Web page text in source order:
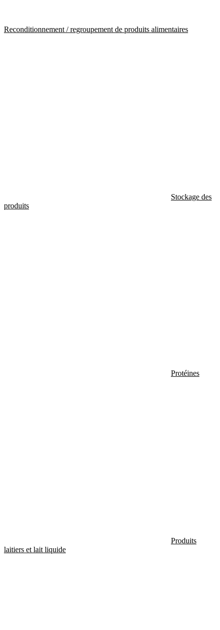
Reconditionnement / regroupement de produits alimentaires
Stockage des
produits
Protéines
Produits
laitiers et lait liquide